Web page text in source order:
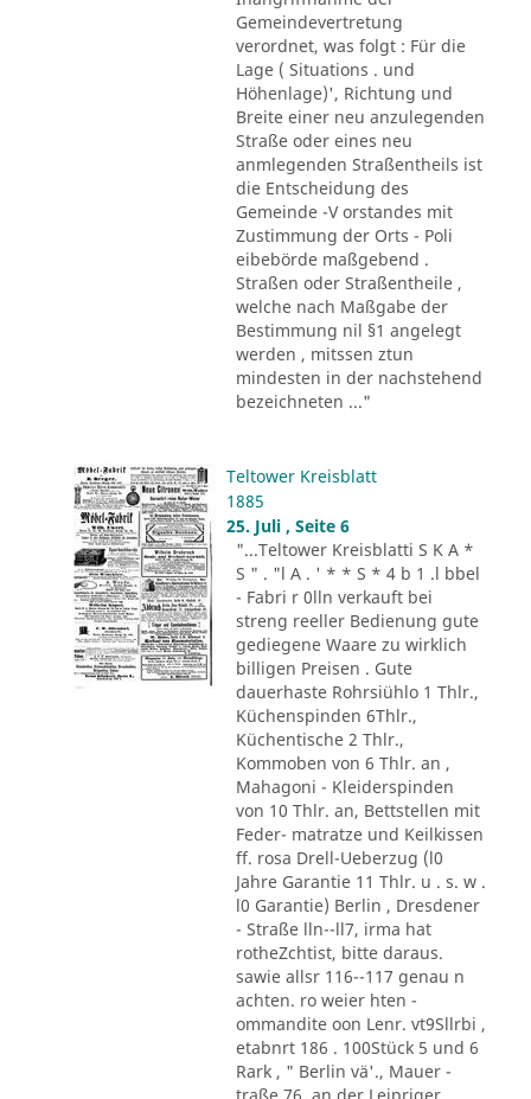
Gemeindevertretung
verordnet, was folgt : Für die
Lage ( Situations . und
Höhenlage)', Richtung und
Breite einer neu anzulegenden
Straße oder eines neu
anmlegenden Straßentheils ist
die Entscheidung des
Gemeinde -V orstandes mit
Zustimmung der Orts - Poli
eibebörde maßgebend .
Straßen oder Straßentheile ,
welche nach Maßgabe der
Bestimmung nil §1 angelegt
werden , mitssen ztun
mindesten in der nachstehend
bezeichneten ..."
Teltower Kreisblatt
1885
25. Juli , Seite 6
"...Teltower Kreisblatti S K A *
S " . "l A . ' * * S * 4 b 1 .l bbel
- Fabri r 0lln verkauft bei
streng reeller Bedienung gute
gediegene Waare zu wirklich
billigen Preisen . Gute
dauerhaste Rohrsiühlo 1 Thlr.,
Küchenspinden 6Thlr.,
Küchentische 2 Thlr.,
Kommoben von 6 Thlr. an ,
Mahagoni - Kleiderspinden
von 10 Thlr. an, Bettstellen mit
Feder- matratze und Keilkissen
ff. rosa Drell-Ueberzug (l0
Jahre Garantie 11 Thlr. u . s. w .
l0 Garantie) Berlin , Dresdener
- Straße lln--ll7, irma hat
rotheZchtist, bitte daraus.
sawie allsr 116--117 genau n
achten. ro weier hten -
ommandite oon Lenr. vt9Sllrbi ,
etabnrt 186 . 100Stück 5 und 6
Rark , " Berlin vä'., Mauer -